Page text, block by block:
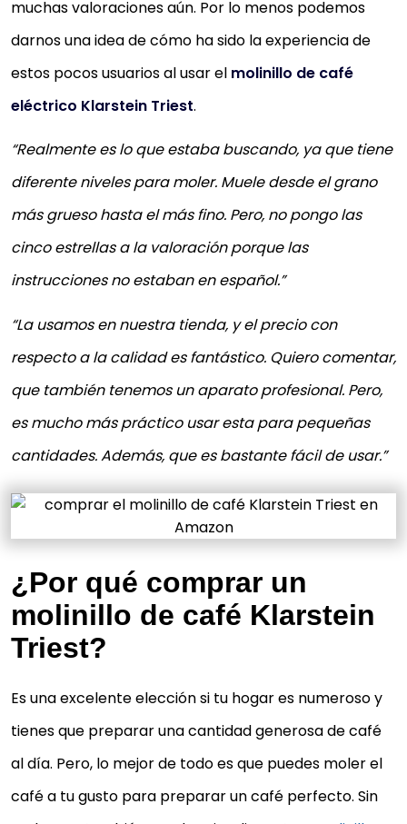
muchas valoraciones aún. Por lo menos podemos
darnos una idea de cómo ha sido la experiencia de
estos pocos usuarios al usar el molinillo de café
eléctrico Klarstein Triest.
“Realmente es lo que estaba buscando, ya que tiene
diferente niveles para moler. Muele desde el grano
más grueso hasta el más fino. Pero, no pongo las
cinco estrellas a la valoración porque las
instrucciones no estaban en español.”
“La usamos en nuestra tienda, y el precio con
respecto a la calidad es fantástico. Quiero comentar,
que también tenemos un aparato profesional. Pero,
es mucho más práctico usar esta para pequeñas
cantidades. Además, que es bastante fácil de usar.”
¿Por qué comprar un
molinillo de café Klarstein
Triest?
Es una excelente elección si tu hogar es numeroso y
tienes que preparar una cantidad generosa de café
al día. Pero, lo mejor de todo es que puedes moler el
café a tu gusto para preparar un café perfecto. Sin